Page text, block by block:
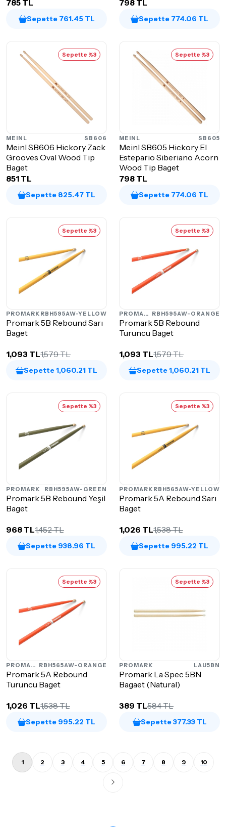
785 TL
Sepette 761.45 TL
798 TL
Sepette 774.06 TL
Sepette %3
MEINL SB606
Meinl SB606 Hickory Zack
Grooves Oval Wood Tip
Baget
851 TL
Sepette 825.47 TL
Sepette %3
MEINL SB605
Meinl SB605 Hickory El
Estepario Siberiano Acorn
Wood Tip Baget
798 TL
Sepette 774.06 TL
Sepette %3
PROMARK RBH595AW-YELLOW
Promark 5B Rebound Sarı
Baget
1,093 TL1,579 TL
Sepette 1,060.21 TL
Sepette %3
PROMARK RBH595AW-ORANGE
Promark 5B Rebound
Turuncu Baget
1,093 TL1,579 TL
Sepette 1,060.21 TL
Sepette %3
PROMARK RBH595AW-GREEN
Promark 5B Rebound Yeşil
Baget
968 TL1,452 TL
Sepette 938.96 TL
Sepette %3
PROMARK RBH565AW-YELLOW
Promark 5A Rebound Sarı
Baget
1,026 TL1,538 TL
Sepette 995.22 TL
Sepette %3
PROMARK RBH565AW-ORANGE
Promark 5A Rebound
Turuncu Baget
1,026 TL1,538 TL
Sepette 995.22 TL
Sepette %3
PROMARK LAU5BN
Promark La Spec 5BN
Bagaet (Natural)
389 TL584 TL
Sepette 377.33 TL
1 2 3 4 5 6 7 8 9 10